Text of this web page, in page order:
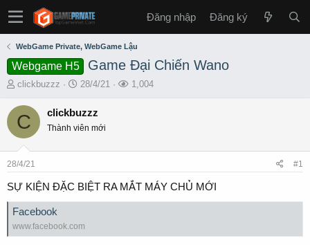
Đăng nhập Đăng ký
WebGame Private, WebGame Lậu
Webgame H5 Game Đại Chiến Wano
T
r
e
s
a
t
clickbuzzz
S
a
t
e
28/4/21
L1,004
C clickbuzzz
Thành viên mới
28/4/21 #1
SỰ KIỆN ĐẶC BIỆT RA MẮT MÁY CHỦ MỚI
Facebook
www.facebook.com